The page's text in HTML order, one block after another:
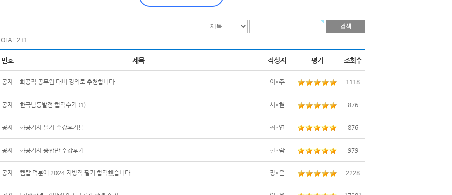
231
번호 제목 작성자 평가 조회수
공지 화공직 공무원 대비 강의로 추천합니다 이*주 1118
공지 한국남동발전 합격수기 (1) 서*현 876
공지 화공기사 필기 수강후기!! 최*연 876
공지 화공기사 종합반 수강후기 한*람 979
공지 켐탑 덕분에 2024 지방직 필기 합격했습니다 장*은 2228